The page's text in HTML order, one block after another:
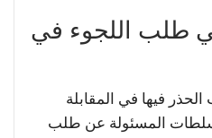
في طلب اللجوء في
فيها في المقابلة
المسئولة عن طلب